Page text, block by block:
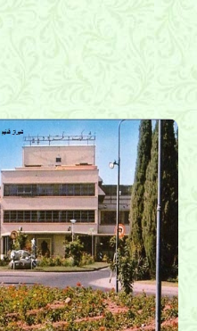
تاریخچه طب جدید در شیراز
بیمارستان نمازی , درمانگاه
, بیمارستان مرسلین شیراز ,طبیب ,
بیمار , مریض , ارتباط طبیب با
پزشکی, شیراز , طب در شیراز,